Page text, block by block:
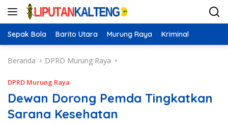
Langsung
Sepak Bola Barito Utara Murung Raya Kriminal
Beranda DPRD Murung Raya
DPRD Murung Raya
Dewan Dorong Pemda Tingkatkan
Sarana Kesehatan